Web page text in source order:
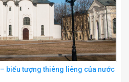
biểu tượng thiêng liêng của nước